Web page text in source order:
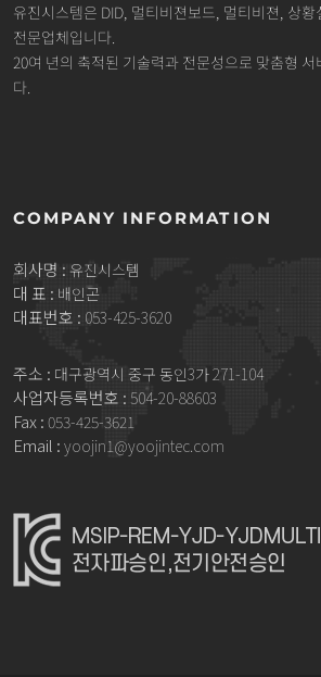
유진시스템은 DID, 멀티비젼보드, 멀티비젼, 상
전문업체입니다.
20여 년의 축적된 기술력과 전문성으로 맞춤형
다.
COMPANY INFORMATION
회사명 : 유진시스템
대 표 : 배인곤
대표번호 : 053-425-3620
주소 : 대구광역시 중구 동인3가 271-104
사업자등록번호 : 504-20-88603
Fax : 053-425-3621
Email : yoojin1@yoojintec.com